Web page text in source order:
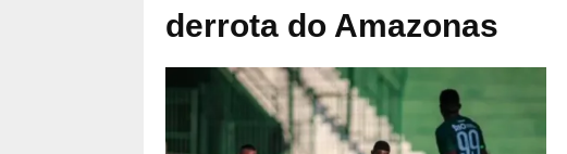
derrota do Amazonas